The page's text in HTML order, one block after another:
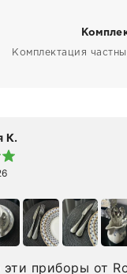
Комплектация
К.
приборы от